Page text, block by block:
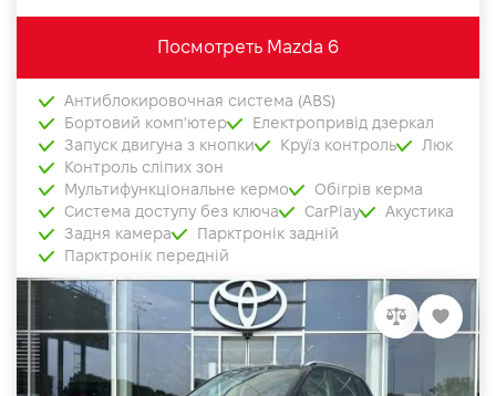
Посмотреть Mazda 6
Антиблокировочная система (ABS)
Бортовий комп'ютер
Електропривід дзеркал
Запуск двигуна з кнопки
Круїз контроль
Люк
Контроль сліпих зон
Мультифункціональне кермо
Обігрів керма
Система доступу без ключа
CarPlay
Акустика
Задня камера
Парктронік задній
Парктронік передній